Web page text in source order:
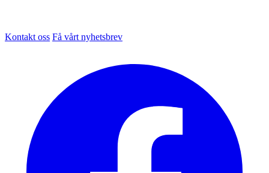
Kontakt oss Få vårt nyhetsbrev